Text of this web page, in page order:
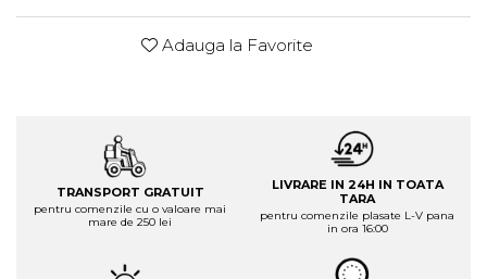
Adauga la Favorite
TRANSPORT GRATUIT
pentru comenzile cu o valoare mai
mare de 250 lei
LIVRARE IN 24H IN TOATA
TARA
pentru comenzile plasate L-V pana
in ora 16:00